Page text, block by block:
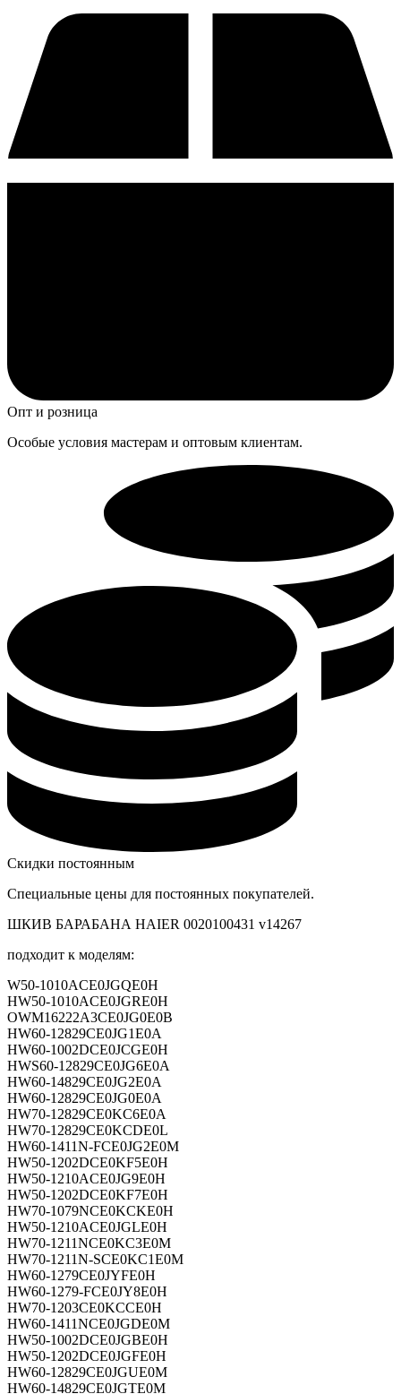
Опт и розница
Особые условия мастерам и оптовым клиентам.
Скидки постоянным
Специальные цены для постоянных покупателей.
ШКИВ БАРАБАНА HAIER 0020100431 v14267
подходит к моделям:
W50-1010ACE0JGQE0H
HW50-1010ACE0JGRE0H
OWM16222A3CE0JG0E0B
HW60-12829CE0JG1E0A
HW60-1002DCE0JCGE0H
HWS60-12829CE0JG6E0A
HW60-14829CE0JG2E0A
HW60-12829CE0JG0E0A
HW70-12829CE0KC6E0A
HW70-12829CE0KCDE0L
HW60-1411N-FCE0JG2E0M
HW50-1202DCE0KF5E0H
HW50-1210ACE0JG9E0H
HW50-1202DCE0KF7E0H
HW70-1079NCE0KCKE0H
HW50-1210ACE0JGLE0H
HW70-1211NCE0KC3E0M
HW70-1211N-SCE0KC1E0M
HW60-1279CE0JYFE0H
HW60-1279-FCE0JY8E0H
HW70-1203CE0KCCE0H
HW60-1411NCE0JGDE0M
HW50-1002DCE0JGBE0H
HW50-1202DCE0JGFE0H
HW60-12829CE0JGUE0M
HW60-14829CE0JGTE0M